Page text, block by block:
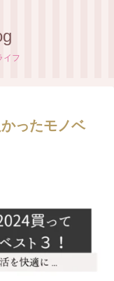
イフ
ったモノベ